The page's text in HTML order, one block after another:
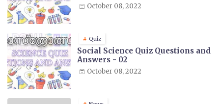
October 08, 2022
Quiz
Social Science Quiz Questions and
Answers - 02
October 08, 2022